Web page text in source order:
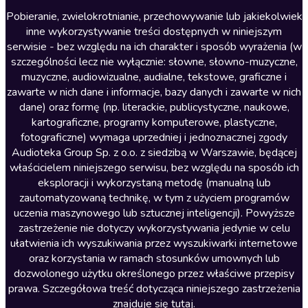
Literatura anglojęzyczna
Literatura faktu
Literatura obyczajowa
Literatura piękna obca
Literatura piękna polska
Nagrania relaksacyjne
Nauka języków
Nauki humanistyczne
Podcasty i audycje
Polityka
Prasa
Religia
Romans
Pobieranie, zwielokrotnianie, przechowywanie lub jakiekolwiek
inne wykorzystywanie treści dostępnych w niniejszym
serwisie - bez względu na ich charakter i sposób wyrażenia (w
szczególności lecz nie wyłącznie: słowne, słowno-muzyczne,
muzyczne, audiowizualne, audialne, tekstowe, graficzne i
zawarte w nich dane i informacje, bazy danych i zawarte w nich
dane) oraz formę (np. literackie, publicystyczne, naukowe,
kartograficzne, programy komputerowe, plastyczne,
fotograficzne) wymaga uprzedniej i jednoznacznej zgody
Audioteka Group Sp. z o.o. z siedzibą w Warszawie, będącej
właścicielem niniejszego serwisu, bez względu na sposób ich
eksploracji i wykorzystaną metodę (manualną lub
zautomatyzowaną technikę, w tym z użyciem programów
uczenia maszynowego lub sztucznej inteligencji). Powyższe
zastrzeżenie nie dotyczy wykorzystywania jedynie w celu
ułatwienia ich wyszukiwania przez wyszukiwarki internetowe
oraz korzystania w ramach stosunków umownych lub
dozwolonego użytku określonego przez właściwe przepisy
prawa. Szczegółowa treść dotycząca niniejszego zastrzeżenia
znajduje się tutaj.